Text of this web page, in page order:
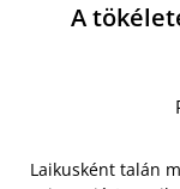
A
Laikusként talán